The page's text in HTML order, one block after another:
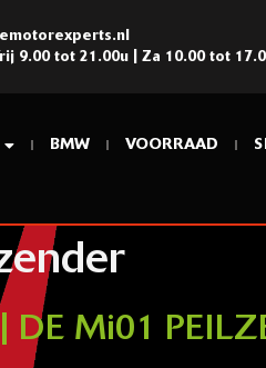
9.00 tot 21.00u | Za 10.00 tot
BMW VOORRAAD
DE Mi01